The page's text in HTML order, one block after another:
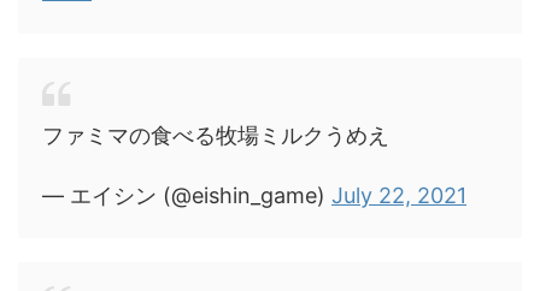
ファミマの食べる牧場ミルクうめえ
— エイシン (@eishin_game) July 22, 2021